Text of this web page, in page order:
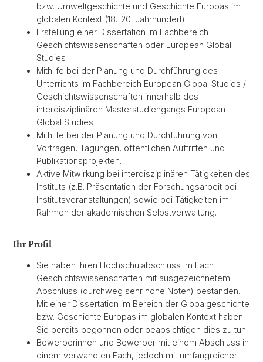
bzw. Umweltgeschichte und Geschichte Europas im
globalen Kontext (18.-20. Jahrhundert)
Erstellung einer Dissertation im Fachbereich
Geschichtswissenschaften oder European Global
Studies
Mithilfe bei der Planung und Durchführung des
Unterrichts im Fachbereich European Global Studies /
Geschichtswissenschaften innerhalb des
interdisziplinären Masterstudiengangs European
Global Studies
Mithilfe bei der Planung und Durchführung von
Vorträgen, Tagungen, öffentlichen Auftritten und
Publikationsprojekten.
Aktive Mitwirkung bei interdisziplinären Tätigkeiten des
Instituts (z.B. Präsentation der Forschungsarbeit bei
Institutsveranstaltungen) sowie bei Tätigkeiten im
Rahmen der akademischen Selbstverwaltung.
Ihr Profil
Sie haben Ihren Hochschulabschluss im Fach
Geschichtswissenschaften mit ausgezeichnetem
Abschluss (durchweg sehr hohe Noten) bestanden.
Mit einer Dissertation im Bereich der Globalgeschichte
bzw. Geschichte Europas im globalen Kontext haben
Sie bereits begonnen oder beabsichtigen dies zu tun.
Bewerberinnen und Bewerber mit einem Abschluss in
einem verwandten Fach, jedoch mit umfangreicher